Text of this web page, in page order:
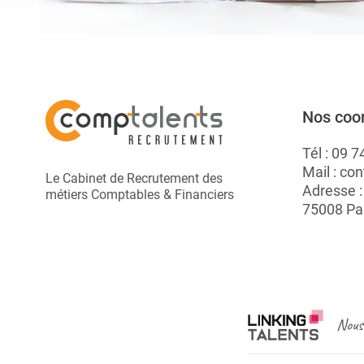
Le Cabinet de Recrutement des
métiers Comptables & Financiers
Nos
Tél : 09
Mail :
Adresse
75008